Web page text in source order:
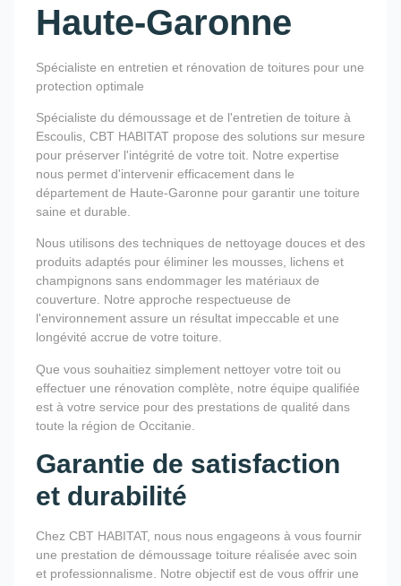
Haute-Garonne
Spécialiste en entretien et rénovation de toitures pour une
protection optimale
Spécialiste du démoussage et de l'entretien de toiture à
Escoulis, CBT HABITAT propose des solutions sur mesure
pour préserver l'intégrité de votre toit. Notre expertise
nous permet d'intervenir efficacement dans le
département de Haute-Garonne pour garantir une toiture
saine et durable.
Nous utilisons des techniques de nettoyage douces et des
produits adaptés pour éliminer les mousses, lichens et
champignons sans endommager les matériaux de
couverture. Notre approche respectueuse de
l'environnement assure un résultat impeccable et une
longévité accrue de votre toiture.
Que vous souhaitiez simplement nettoyer votre toit ou
effectuer une rénovation complète, notre équipe qualifiée
est à votre service pour des prestations de qualité dans
toute la région de Occitanie.
Garantie de satisfaction
et durabilité
Chez CBT HABITAT, nous nous engageons à vous fournir
une prestation de démoussage toiture réalisée avec soin
et professionnalisme. Notre objectif est de vous offrir une